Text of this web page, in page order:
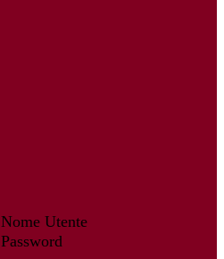
Nome Utente
Password